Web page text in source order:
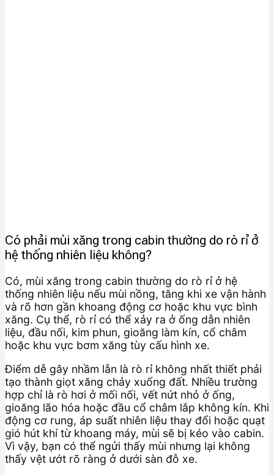
Có phải mùi xăng trong cabin thường do rò rỉ ở
hệ thống nhiên liệu không?
Có, mùi xăng trong cabin thường do rò rỉ ở hệ
thống nhiên liệu nếu mùi nồng, tăng khi xe vận hành
và rõ hơn gần khoang động cơ hoặc khu vực bình
xăng. Cụ thể, rò rỉ có thể xảy ra ở ống dẫn nhiên
liệu, đầu nối, kim phun, gioăng làm kín, cổ châm
hoặc khu vực bơm xăng tùy cấu hình xe.
Điểm dễ gây nhầm lẫn là rò rỉ không nhất thiết phải
tạo thành giọt xăng chảy xuống đất. Nhiều trường
hợp chỉ là rò hơi ở mối nối, vết nứt nhỏ ở ống,
gioăng lão hóa hoặc đầu cổ châm lắp không kín. Khi
động cơ rung, áp suất nhiên liệu thay đổi hoặc quạt
gió hút khí từ khoang máy, mùi sẽ bị kéo vào cabin.
Vì vậy, bạn có thể ngửi thấy mùi nhưng lại không
thấy vệt ướt rõ ràng ở dưới sàn đỗ xe.